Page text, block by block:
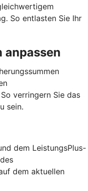
So entlasten Sie Ihr
anpassen
verringern Sie das
sein.
dem LeistungsPlus-
dem aktuellen